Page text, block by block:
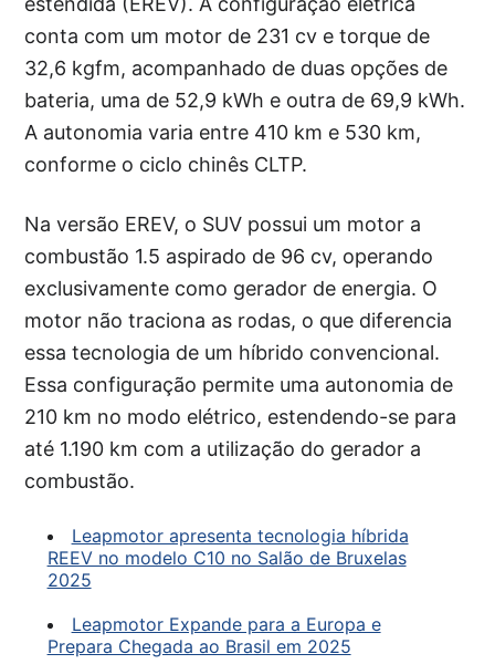
conta com um motor de 231 cv e torque de
32,6 kgfm, acompanhado de duas opções de
bateria, uma de 52,9 kWh e outra de 69,9 kWh.
A autonomia varia entre 410 km e 530 km,
conforme o ciclo chinês CLTP.
Na versão EREV, o SUV possui um motor a
combustão 1.5 aspirado de 96 cv, operando
exclusivamente como gerador de energia. O
motor não traciona as rodas, o que diferencia
essa tecnologia de um híbrido convencional.
Essa configuração permite uma autonomia de
210 km no modo elétrico, estendendo-se para
até 1.190 km com a utilização do gerador a
combustão.
Leapmotor apresenta tecnologia híbrida
REEV no modelo C10 no Salão de Bruxelas
2025
Leapmotor Expande para a Europa e
Prepara Chegada ao Brasil em 2025